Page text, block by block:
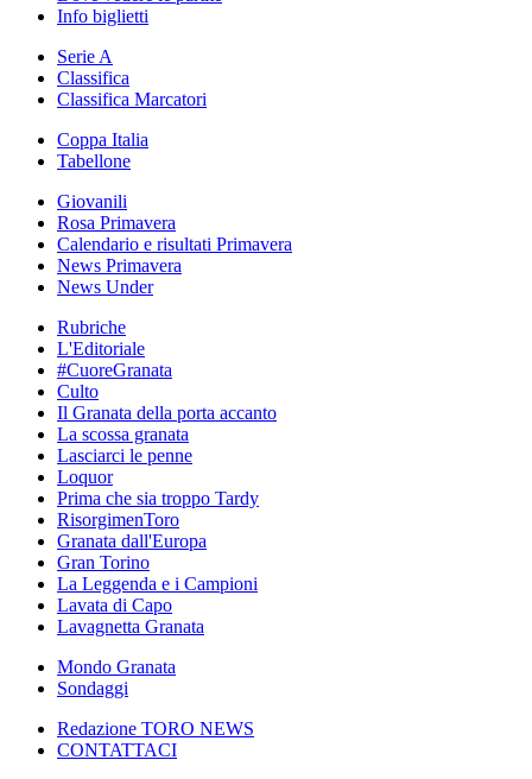
Info biglietti
Serie A
Classifica
Classifica Marcatori
Coppa Italia
Tabellone
Giovanili
Rosa Primavera
Calendario e risultati Primavera
News Primavera
News Under
Rubriche
L'Editoriale
#CuoreGranata
Culto
Il Granata della porta accanto
La scossa granata
Lasciarci le penne
Loquor
Prima che sia troppo Tardy
RisorgimenToro
Granata dall'Europa
Gran Torino
La Leggenda e i Campioni
Lavata di Capo
Lavagnetta Granata
Mondo Granata
Sondaggi
Redazione TORO NEWS
CONTATTACI